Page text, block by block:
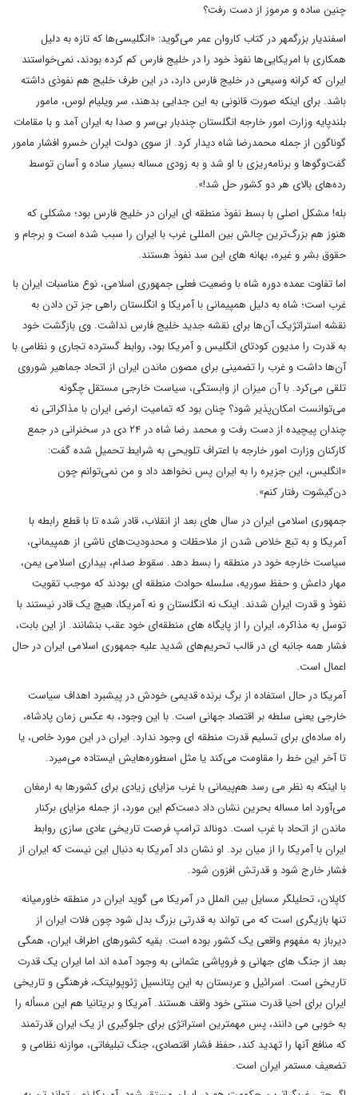
چنین ساده و مرموز از دست رفت؟
اسفندیار بزرگمهر در کتاب کاروان عمر می‌گوید: «انگلیسی‌ها که تازه به دلیل
همکاری با امریکایی‌ها نفوذ خود را در خلیج فارس کم کرده بودند، نمی‌خواستند
ایران که کرانه وسیعی در خلیج فارس دارد، در این طرف خلیج هم نفوذی داشته
باشد. برای اینکه صورت قانونی به این جدایی بدهند، سر ویلیام لوس، مامور
بلندپایه وزارت امور خارجه انگلستان چندبار بی‌سر و صدا به ایران آمد و با مقامات
گوناگون از جمله محمدرضا شاه دیدار کرد. از سوی دولت ایران خسرو افشار مامور
گفت‌وگوها و برنامه‌ریزی با او شد و به زودی مساله بسیار ساده و آسان توسط
رده‌های بالای هر دو کشور حل شد!».
بله! مشکل اصلی با بسط نفوذ منطقه ای ایران در خلیج فارس بود؛ مشکلی که
هنوز هم بزرگ‌ترین چالش بین المللی غرب با ایران را سبب شده است و برجام و
حقوق بشر و غیره، بهانه های این سد نفوذ هستند.
اما تفاوت عمده دوره شاه با وضعیت فعلی جمهوری اسلامی، نوع مناسبات ایران با
غرب است؛ شاه به دلیل همپیمانی با آمریکا و انگلستان راهی جز تن دادن به
نقشه استراتژیک آن‌ها برای نقشه جدید خلیج فارس نداشت. وی بازگشت خود
به قدرت را مدیون کودتای انگلیس و آمریکا بود، روابط گسترده تجاری و نظامی با
آن‌ها داشت و غرب را تضمینی برای مصون ماندن ایران از اتحاد جماهیر شوروی
تلقی می‌کرد. با آن میزان از وابستگی، سیاست خارجی مستقل چگونه
می‌توانست امکان‌پذیر شود؟ چنان بود که تمامیت ارضی ایران با مذاکراتی نه
چندان پیچیده از دست رفت و محمد رضا شاه در ۲۴ دی در سخنرانی در جمع
کارکنان وزارت امور خارجه با اعتراف تلویحی به شرایط تحمیل شده گفت:
«انگلیس، این جزیره را به ایران پس نخواهد داد و من نمی‌توانم چون
دن‌کیشوت رفتار کنم».
جمهوری اسلامی ایران در سال های بعد از انقلاب، قادر شده تا با قطع رابطه با
آمریکا و به تبع خلاص شدن از ملاحظات و محدودیت‌های ناشی از همپیمانی،
سیاست خارجه خود در منطقه را بسط دهد. سقوط صدام، بیداری اسلامی یمن،
مهار داعش و حفظ سوریه، سلسله حوادث منطقه ای بودند که موجب تقویت
نفوذ و قدرت ایران شدند. اینک نه انگلستان و نه آمریکا، هیچ یک قادر نیستند با
توسل به مذاکره، ایران را از پایگاه های منطقه‌ای خود عقب بنشانند. از این بابت،
فشار همه جانبه ای در قالب تحریم‌های شدید علیه جمهوری اسلامی ایران در حال
اعمال است.
آمریکا در حال استفاده از برگ برنده قدیمی خودش در پیشبرد اهداف سیاست
خارجی یعنی سلطه بر اقتصاد جهانی است. با این وجود، به عکس زمان پادشاه،
راه ساده‌ای برای تسلیم قدرت منطقه ای وجود ندارد. ایران در این مورد خاص، یا
تا آخر این خط را مقاومت می‌کند یا مثل اسطوره‌هایش ایستاده می‌میرد.
با اینکه به نظر می رسد هم‌پیمانی با غرب مزایای زیادی برای کشورها به ارمغان
می‌آورد اما مساله بحرین نشان داد دست‌کم این مورد، از جمله مزایای برکنار
ماندن از اتحاد با غرب است. دونالد ترامپ فرصت تاریخی عادی سازی روابط
ایران با آمریکا را از میان برد. او نشان داد آمریکا به دنبال این نیست که ایران از
فشار خارج شود و قدرتش افزون شود.
کاپلان، تحلیلگر مسایل بین الملل در آمریکا می گوید ایران در منطقه خاورمیانه
تنها بازیگری است که می تواند به قدرتی بزرگ بدل شود چون فلات ایران از
دیرباز به مفهوم واقعی یک کشور بوده است. بقیه کشورهای اطراف ایران، همگی
بعد از جنگ های جهانی و فروپاشی عثمانی به وجود آمده اند اما ایران یک قدرت
تاریخی است. اسرائیل و عربستان به این پتانسیل ژئوپولیتک، فرهنگی و تاریخی
ایران برای احیا قدرت سنتی خود واقف هستند. آمریکا و بریتانیا هم این مسأله را
به خوبی می دانند، پس مهمترین استراتژی برای جلوگیری از یک ایران قدرتمند
که منافع آنها را تهدید کند، حفظ فشار اقتصادی، جنگ تبلیغاتی، موازنه نظامی و
تضعیف مستمر ایران است.